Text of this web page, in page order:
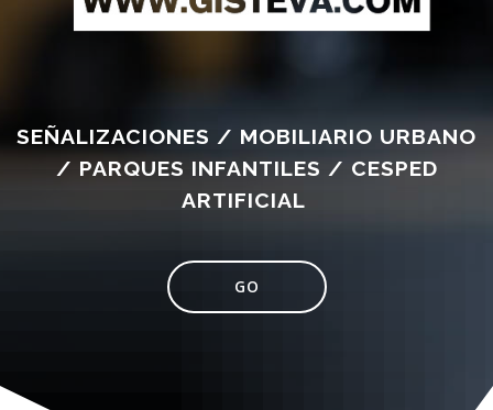
SEÑALIZACIONES / MOBILIARIO URBANO
/ PARQUES INFANTILES / CESPED
ARTIFICIAL
GO